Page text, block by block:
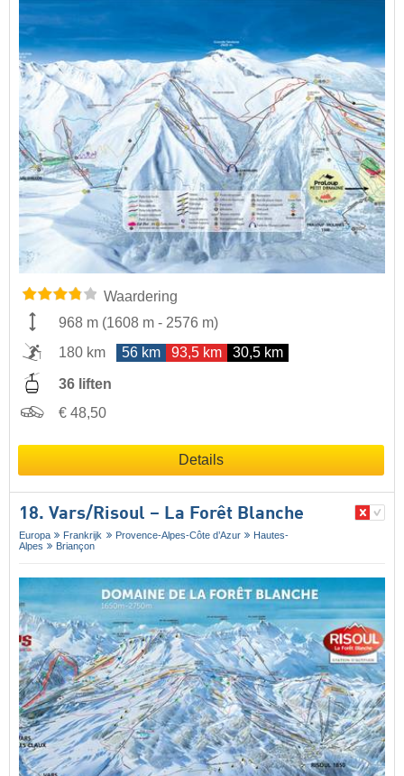
Waardering
968 m (1608 m - 2576 m)
180 km
56 km 93,5 km 30,5 km
36 liften
€ 48,50
Details
18. Vars/​Risoul – La Forêt Blanche
Europa Frankrijk Provence-Alpes-Côte d’Azur
Hautes-
Alpes
Briançon